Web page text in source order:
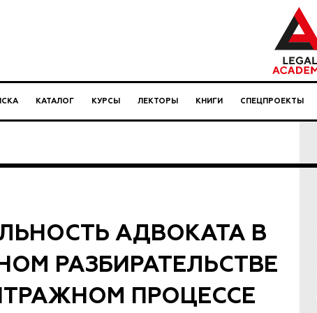
КАТАЛОГ КУРСЫ ЛЕКТОРЫ КНИГИ СПЕЦПРОЕКТЫ
АДВОКАТА В
РАЗБИРАТЕЛЬСТВЕ
ПРОЦЕССЕ